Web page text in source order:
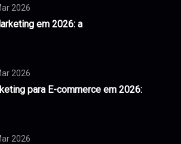
2026
em 2026: a
2026
para E-commerce em 2026:
2026